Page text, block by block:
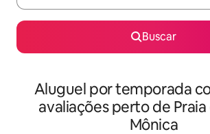
Buscar
Aluguel por temporada
avaliações perto de
Mônica